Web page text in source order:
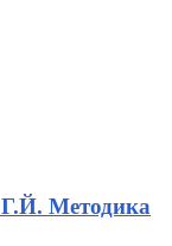
Методика